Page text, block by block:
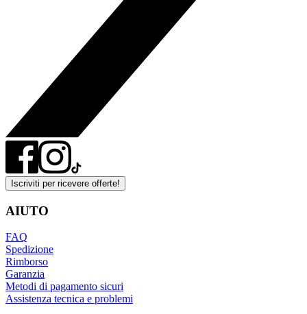
Iscriviti per ricevere offerte!
AIUTO
FAQ
Spedizione
Rimborso
Garanzia
Metodi di pagamento sicuri
Assistenza tecnica e problemi